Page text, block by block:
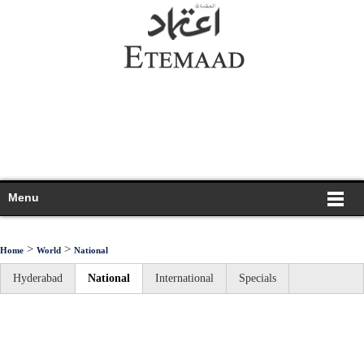
Menu
Home > World > National
Hyderabad National International Specials